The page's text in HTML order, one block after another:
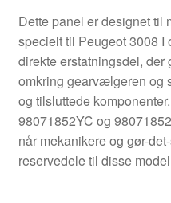
Dette panel er designet til
specielt til Peugeot 3008 I
direkte erstatningsdel,
omkring gearvælgeren og
og tilsluttede
98071852YC og
når mekanikere og gør-
reservedele til disse